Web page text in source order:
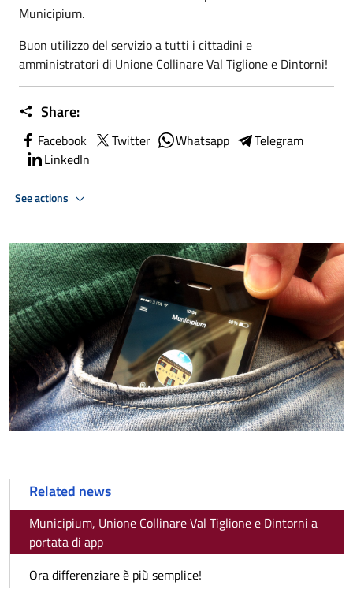
Municipium.
Buon utilizzo del servizio a tutti i cittadini e
amministratori di Unione Collinare Val Tiglione e Dintorni!
Share:
Facebook Twitter Whatsapp
Telegram
LinkedIn
See actions
Related news
Municipium, Unione Collinare Val Tiglione e Dintorni a
portata di app
Ora differenziare è più semplice!